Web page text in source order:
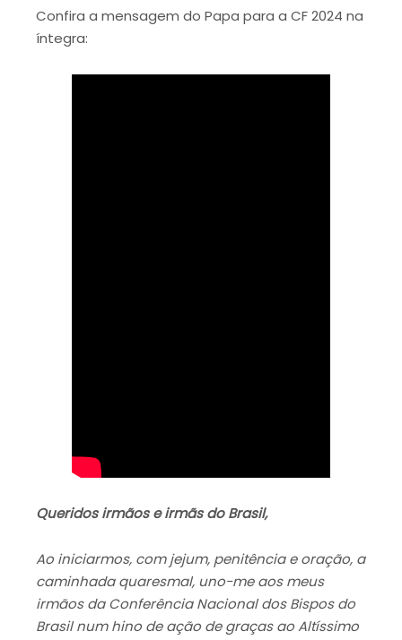
Confira a mensagem do Papa para a CF 2024 na
íntegra:
Queridos irmãos e irmãs do Brasil,
Ao iniciarmos, com jejum, penitência e oração, a
caminhada quaresmal, uno-me aos meus
irmãos da Conferência Nacional dos Bispos do
Brasil num hino de ação de graças ao Altíssimo